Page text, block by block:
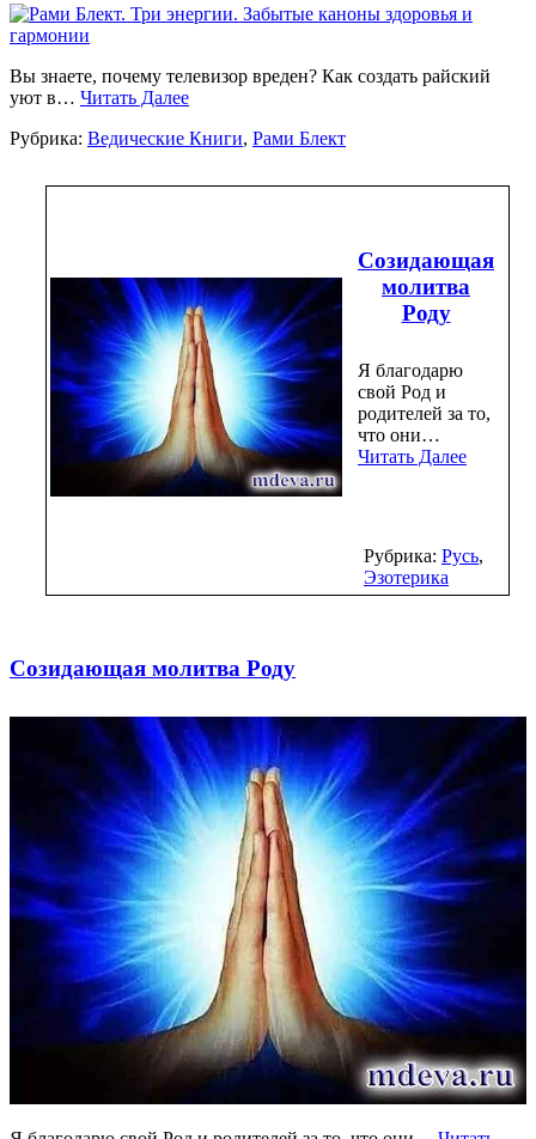
Вы знаете, почему телевизор вреден? Как создать райский
уют в… Читать Далее
Рубрика: Ведические Книги, Рами Блект
Созидающая
молитва
Роду
Я благодарю
свой Род и
родителей за то,
что они…
Читать Далее
Рубрика: Русь,
Эзотерика
Созидающая молитва Роду